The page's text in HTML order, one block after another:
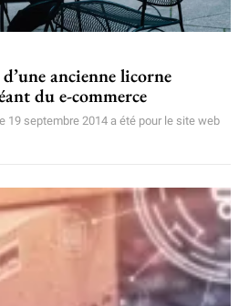
ancienne licorne
du e-commerce
19 septembre 2014 a été pour le site web